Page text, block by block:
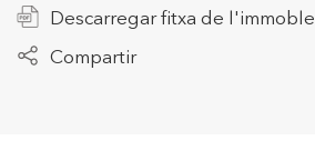
Descarregar fitxa de l'immoble
Compartir